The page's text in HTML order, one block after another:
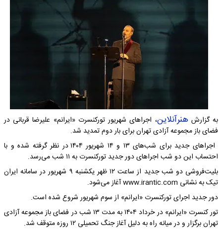
به گزارش هنرآنلاین، اجراهای شهریور تورکنسرت «ایرانم» علیرضا قربانی در
فضای باز مجموعه آزادی تهران برای بار دوم تمدید شد.
اجراهای جدید برای شب‌های ۱۳ و ۱۴ شهریور ۱۴۰۴ در نظر گرفته شده و با
احتساب این دو شب اجراهای دور جدید تورکنسرت به ۱۱ شب می‌رسد.
بلیت‌فروشی دو شب جدید از ساعت ۱۲ ظهر یکشنبه ۹ شهریور در سامانه ایران
تیک به نشانی www.irantic.com آغاز می‌شود.
دور جدید اجرای تورکنسرت «ایرانم» از سوم شهریور شروع شده است.
تور کنسرت «ایرانم» در خرداد ۱۴۰۴ به مدت ۱۳ شب در فضای باز مجموعه آزادی
تهران برگزار و در میانه راه به دلیل آغاز جنگ تحمیلی ۱۲ روزه متوقف شد.